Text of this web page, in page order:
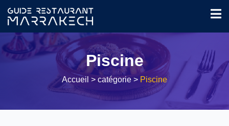
Piscine
Accueil > catégorie > Piscine